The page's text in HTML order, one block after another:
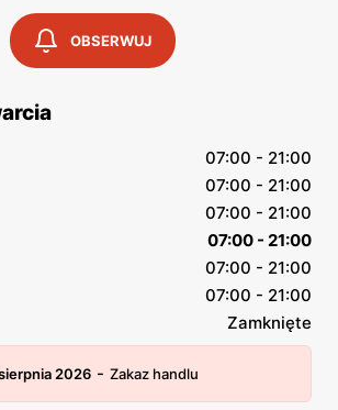
OBSERWUJ
07:00 - 21:00
07:00 - 21:00
07:00 - 21:00
07:00 - 21:00
07:00 - 21:00
07:00 - 21:00
Zamknięte
2026 - Zakaz handlu